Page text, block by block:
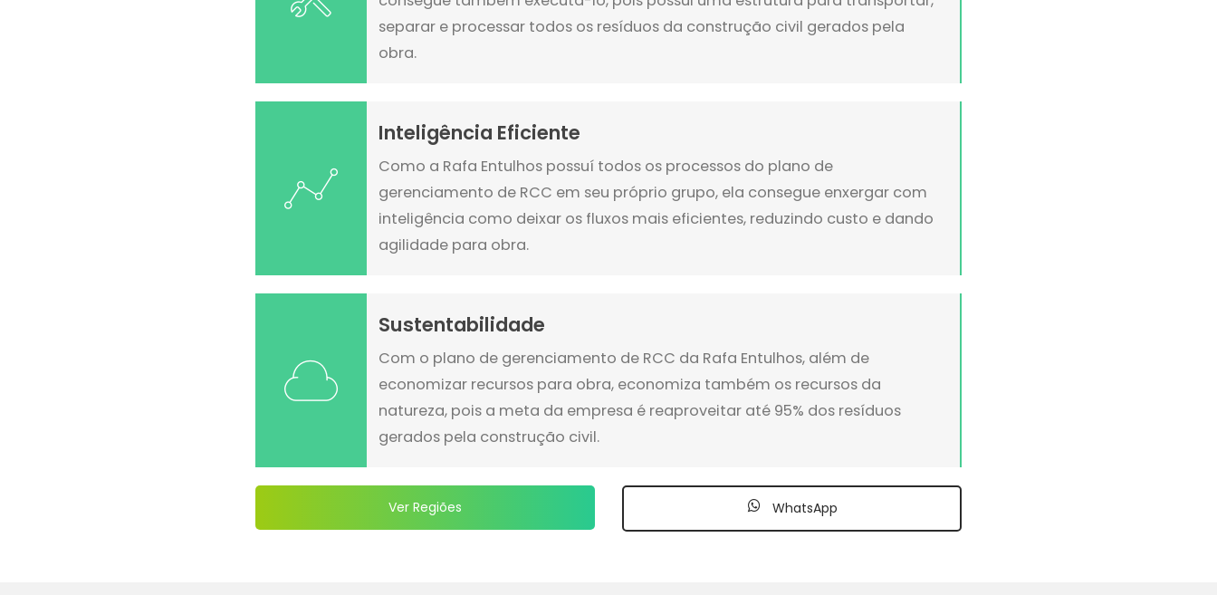
separar e processar todos os resíduos da construção civil gerados pela
obra.
Inteligência Eficiente
Como a Rafa Entulhos possuí todos os processos do plano de
gerenciamento de RCC em seu próprio grupo, ela consegue enxergar com
inteligência como deixar os fluxos mais eficientes, reduzindo custo e dando
agilidade para obra.
Sustentabilidade
Com o plano de gerenciamento de RCC da Rafa Entulhos, além de
economizar recursos para obra, economiza também os recursos da
natureza, pois a meta da empresa é reaproveitar até 95% dos resíduos
gerados pela construção civil.
Ver Regiões WhatsApp